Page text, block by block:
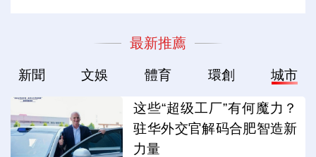
最新推薦
新聞 文娛 體育 環創 城市
这些“超级工厂”有何魔力？
驻华外交官解码合肥智造新
力量